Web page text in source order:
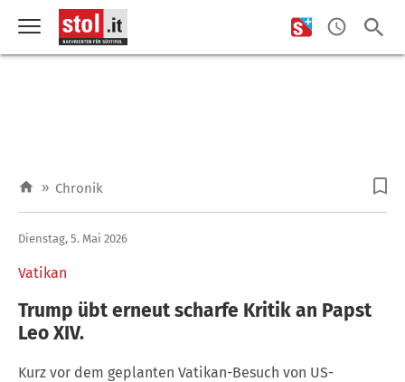
» Chronik
Vatikan
Dienstag, 5. Mai 2026
Trump übt erneut scharfe Kritik an Papst
Leo XIV.
Kurz vor dem geplanten Vatikan-Besuch von US-